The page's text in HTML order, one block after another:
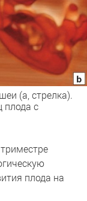
(a, стрелка).
плода с
плода на